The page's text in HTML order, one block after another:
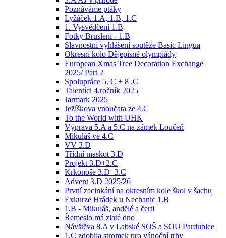
Poznáváme ptáky
Lyžáček 1.A, 1.B, 1.C
1. Vysvědčení 1.B
Fotky Bruslení - 1.B
Slavnostní vyhlášení soutěže Basic Lingua
Okresní kolo Dějepisné olympiády
European Xmas Tree Decoration Exchange
2025/ Part 2
Spolupráce 5. C + 8 .C
Talentíci 4.ročník 2025
Jarmark 2025
Ježíškova vnoučata ze 4.C
To the World with UHK
Výprava 5.A a 5.C na zámek Loučeň
Mikuláš ve 4.C
VV 3.D
Třídní maskot 3.D
Projekt 3.D+2.C
Krkonoše 3.D+3.C
Advent 3.D 2025/26
První zacinkání na okresním kole škol v šachu
Exkurze Hrádek u Nechanic 1.B
1.B - Mikuláš, andělé a čerti
Řemeslo má zlaté dno
Návštěva 8.A v Labské SOŠ a SOU Pardubice
1.C zdobila stromek pro vánoční trhy